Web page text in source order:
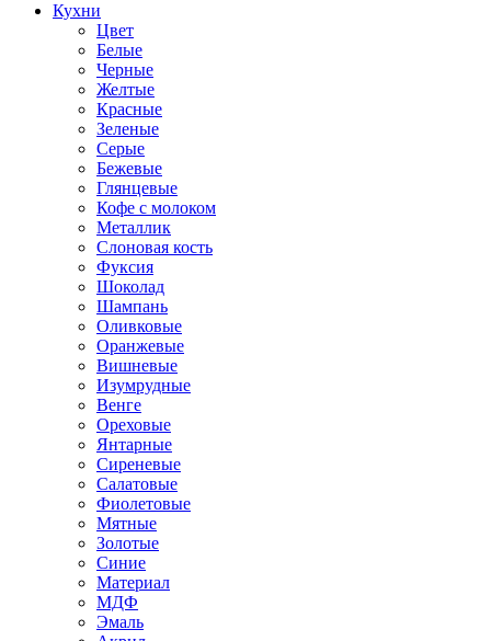
Кухни
Цвет
Белые
Черные
Желтые
Красные
Зеленые
Серые
Бежевые
Глянцевые
Кофе с молоком
Металлик
Слоновая кость
Фуксия
Шоколад
Шампань
Оливковые
Оранжевые
Вишневые
Изумрудные
Венге
Ореховые
Янтарные
Сиреневые
Салатовые
Фиолетовые
Мятные
Золотые
Синие
Материал
МДФ
Эмаль